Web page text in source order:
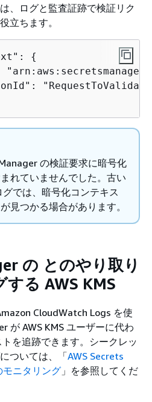
、ログと監査証跡で検証リク
立ちます。
{
の検証要求に暗号化
れていませんでした。古い
では、暗号化コンテキス
見つかる場合があります。
の とのやり取り
る AWS KMS
CloudWatch Logs を使
が AWS KMS ユーザーに代わ
を追跡できます。シークレッ
ついては、「AWS Secrets
ニタリング 」を参照してくだ